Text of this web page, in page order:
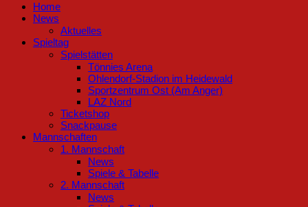
Home
News
Aktuelles
Spieltag
Spielstätten
Tönnies Arena
Ohlendorf-Stadion im Heidewald
Sportzentrum Ost (Am Anger)
LAZ Nord
Ticketshop
Snackpause
Mannschaften
1. Mannschaft
News
Spiele & Tabelle
2. Mannschaft
News